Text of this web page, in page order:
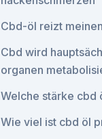
Cbd-öl reizt
Cbd wird
organen
Welche stärke cbd
Wie viel ist cbd öl